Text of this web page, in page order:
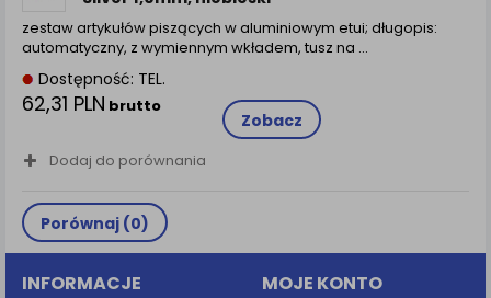
zestaw artykułów piszących w aluminiowym etui; długopis:
automatyczny, z wymiennym wkładem, tusz na ...
Dostępność: TEL.
62,31 PLN brutto
Zobacz
Dodaj do porównania
Porównaj (0)
INFORMACJE MOJE KONTO
zamówienia na Państwa email lub wyświetlenie
Państwu prawidłowych informacji o promocjach czy
cenach indywidualnych, ważna jest Państwa
wcześniejsza zgoda której udzieliliście podczas
zakładania konta.
Każda Państwa zgoda jest dobrowolna i można ją w
dowolnym momencie wycofać.
Klauzula Informacyjna (rozwiń)
Lista Zaufanych Partnerów (rozwiń)